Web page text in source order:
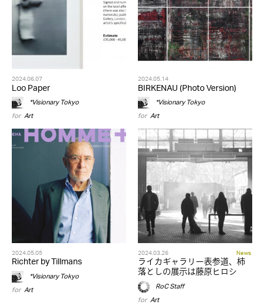
2024.06.07
Loo Paper
*Visionary Tokyo
for Art
2024.05.14
BIRKENAU (Photo Version)
*Visionary Tokyo
for Art
2024.05.05
Richter by Tillmans
*Visionary Tokyo
for Art
2024.03.26 News
ライカギャラリー表参道、柿
落としの展示は藤原ヒロシ
RoC Staff
for Art